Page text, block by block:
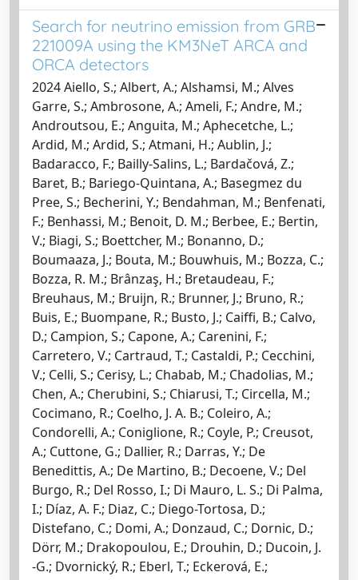
Search for neutrino emission from GRB
221009A using the KM3NeT ARCA and
ORCA detectors
2024 Aiello, S.; Albert, A.; Alshamsi, M.; Alves
Garre, S.; Ambrosone, A.; Ameli, F.; Andre, M.;
Androutsou, E.; Anguita, M.; Aphecetche, L.;
Ardid, M.; Ardid, S.; Atmani, H.; Aublin, J.;
Badaracco, F.; Bailly-Salins, L.; Bardačová, Z.;
Baret, B.; Bariego-Quintana, A.; Basegmez du
Pree, S.; Becherini, Y.; Bendahman, M.; Benfenati,
F.; Benhassi, M.; Benoit, D. M.; Berbee, E.; Bertin,
V.; Biagi, S.; Boettcher, M.; Bonanno, D.;
Boumaaza, J.; Bouta, M.; Bouwhuis, M.; Bozza, C.;
Bozza, R. M.; Brânzaş, H.; Bretaudeau, F.;
Breuhaus, M.; Bruijn, R.; Brunner, J.; Bruno, R.;
Buis, E.; Buompane, R.; Busto, J.; Caiffi, B.; Calvo,
D.; Campion, S.; Capone, A.; Carenini, F.;
Carretero, V.; Cartraud, T.; Castaldi, P.; Cecchini,
V.; Celli, S.; Cerisy, L.; Chabab, M.; Chadolias, M.;
Chen, A.; Cherubini, S.; Chiarusi, T.; Circella, M.;
Cocimano, R.; Coelho, J. A. B.; Coleiro, A.;
Condorelli, A.; Coniglione, R.; Coyle, P.; Creusot,
A.; Cuttone, G.; Dallier, R.; Darras, Y.; De
Benedittis, A.; De Martino, B.; Decoene, V.; Del
Burgo, R.; Del Rosso, I.; Di Mauro, L. S.; Di Palma,
I.; Díaz, A. F.; Diaz, C.; Diego-Tortosa, D.;
Distefano, C.; Domi, A.; Donzaud, C.; Dornic, D.;
Dörr, M.; Drakopoulou, E.; Drouhin, D.; Ducoin, J.
-G.; Dvornický, R.; Eberl, T.; Eckerová, E.;